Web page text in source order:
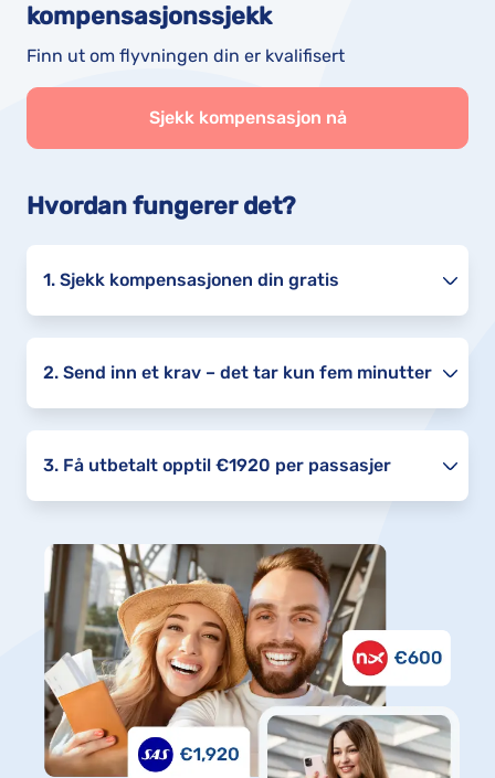
kompensasjonssjekk
Finn ut om flyvningen din er kvalifisert
Sjekk kompensasjon nå
Hvordan fungerer det?
1. Sjekk kompensasjonen din gratis
2. Send inn et krav – det tar kun fem minutter
3. Få utbetalt opptil €1920 per passasjer